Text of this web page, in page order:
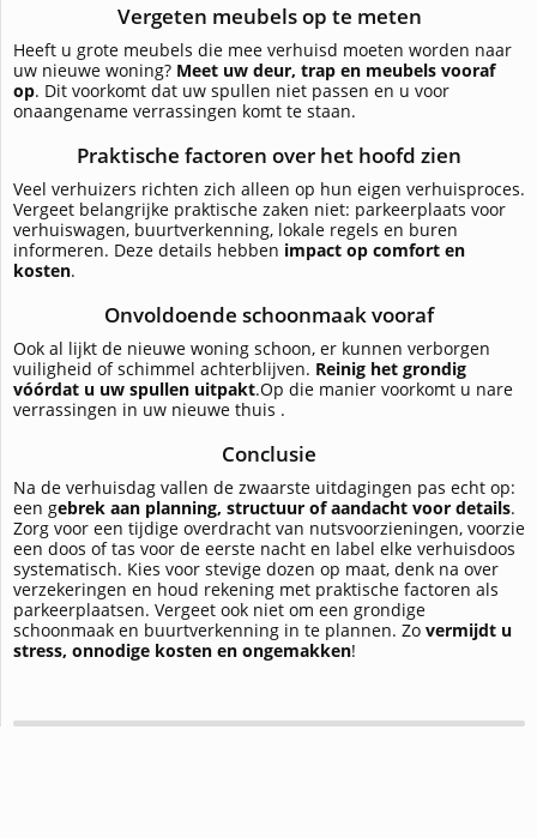
Vergeten meubels op te meten
Heeft u grote meubels die mee verhuisd moeten worden naar
uw nieuwe woning? Meet uw deur, trap en meubels vooraf
op. Dit voorkomt dat uw spullen niet passen en u voor
onaangename verrassingen komt te staan.
Praktische factoren over het hoofd zien
Veel verhuizers richten zich alleen op hun eigen verhuisproces.
Vergeet belangrijke praktische zaken niet: parkeerplaats voor
verhuiswagen, buurtverkenning, lokale regels en buren
informeren. Deze details hebben impact op comfort en
kosten.
Onvoldoende schoonmaak vooraf
Ook al lijkt de nieuwe woning schoon, er kunnen verborgen
vuiligheid of schimmel achterblijven. Reinig het grondig
vóórdat u uw spullen uitpakt.Op die manier voorkomt u nare
verrassingen in uw nieuwe thuis .
Conclusie
Na de verhuisdag vallen de zwaarste uitdagingen pas echt op:
een gebrek aan planning, structuur of aandacht voor details.
Zorg voor een tijdige overdracht van nutsvoorzieningen, voorzie
een doos of tas voor de eerste nacht en label elke verhuisdoos
systematisch. Kies voor stevige dozen op maat, denk na over
verzekeringen en houd rekening met praktische factoren als
parkeerplaatsen. Vergeet ook niet om een grondige
schoonmaak en buurtverkenning in te plannen. Zo vermijdt u
stress, onnodige kosten en ongemakken!